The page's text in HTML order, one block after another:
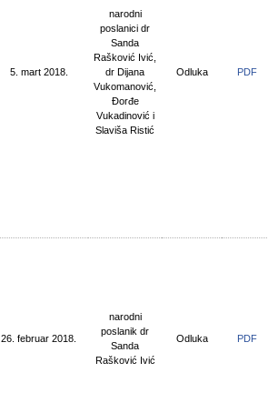
5. mart 2018.
narodni
poslanici dr
Sanda
Rašković Ivić,
dr Dijana
Vukomanović,
Đorđe
Vukadinović i
Slaviša Ristić
Odluka PDF
26. februar 2018.
narodni
poslanik dr
Sanda
Rašković Ivić
Odluka PDF